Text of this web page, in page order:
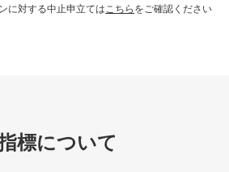
に対する中止申立てはこちら をご確認ください
標について